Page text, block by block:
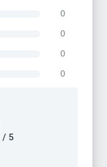
0
0
0
0
/ 5